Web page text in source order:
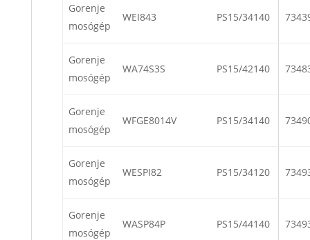
Gorenje
mosógép
WEI843 PS15/34140
Gorenje
mosógép
WA74S3S PS15/42140
Gorenje
mosógép
WFGE8014V PS15/34140
Gorenje
mosógép
WESPI82 PS15/34120
Gorenje
mosógép
WASP84P PS15/44140